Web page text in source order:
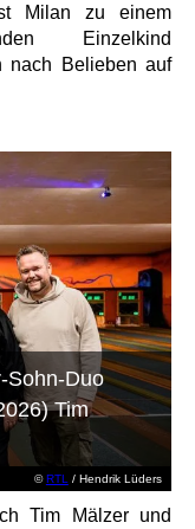
Milan zu einem
Einzelkind
nach Belieben auf
©RTL / Hendrik Lüders
Sohn-Duo
Tim
Tim Mälzer und